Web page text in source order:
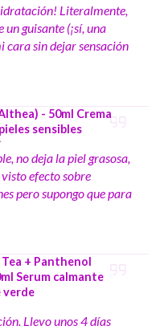
Literalmente,
guisante (¡sí, una
sin dejar sensación
suave e hinchada
antiedad, creo que
desaparezcan de la
la piel más uniforme y
resultados al 100% en
seguir usando porque su
tiene enamorada!
- 50ml Crema
sensibles
no deja la piel grasosa,
efecto sobre
pero supongo que para
Mi experiencia de
se agradecen los
+ Panthenol
Serum calmante
verde
Llevo unos 4 días